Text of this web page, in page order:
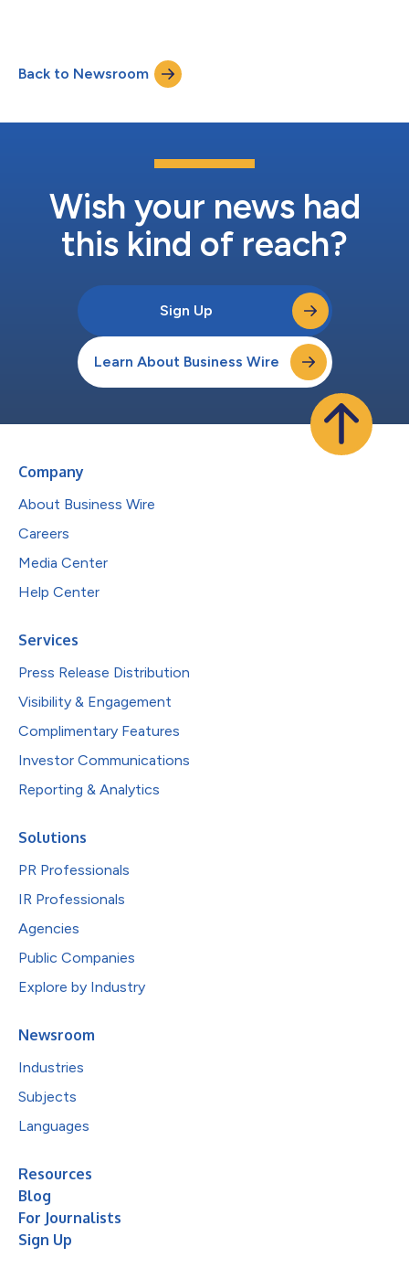
gesteuerte physikalische Systeme. Wie auf der NVIDIA GTC
2026 angekündigt, wird Lattice gemeinsam mit NVIDIA und
anderen Mitgliedern des Halos-Ökosystems Halos-zerti...
Back to Newsroom
Wish your news had
this kind of reach?
Sign Up
Learn About Business Wire
Company
About Business Wire
Careers
Media Center
Help Center
Services
Press Release Distribution
Visibility & Engagement
Complimentary Features
Investor Communications
Reporting & Analytics
Solutions
PR Professionals
IR Professionals
Agencies
Public Companies
Explore by Industry
Newsroom
Industries
Subjects
Languages
Resources
Blog
For Journalists
Sign Up